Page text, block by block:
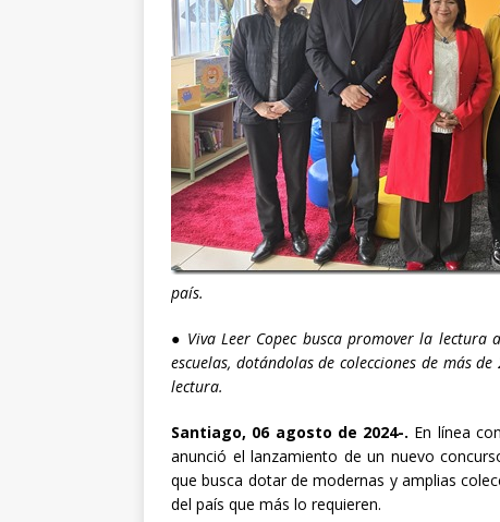
país.
● Viva Leer Copec busca promover la
escuelas, dotándolas de colecciones de más
lectura.
Santiago, 06 agosto de 2024-. En línea
anunció el lanzamiento de un nuevo
que busca dotar de modernas y amplias
del país que más lo requieren.